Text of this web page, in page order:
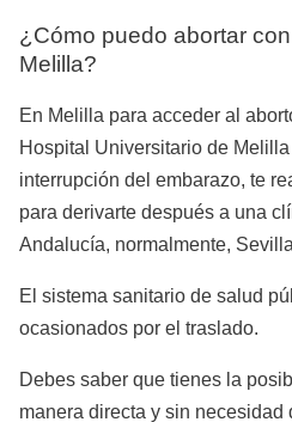
¿Cómo puedo abortar
Melilla?
En Melilla para acceder al
Hospital Universitario de
interrupción del embarazo, te
para derivarte después a una
Andalucía, normalmente,
El sistema sanitario de salud
ocasionados por el traslado.
Debes saber que tienes la
manera directa y sin necesidad